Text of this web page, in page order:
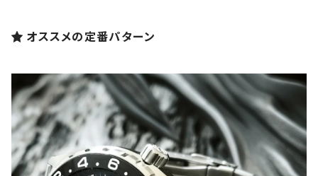
オススメの定番パターン